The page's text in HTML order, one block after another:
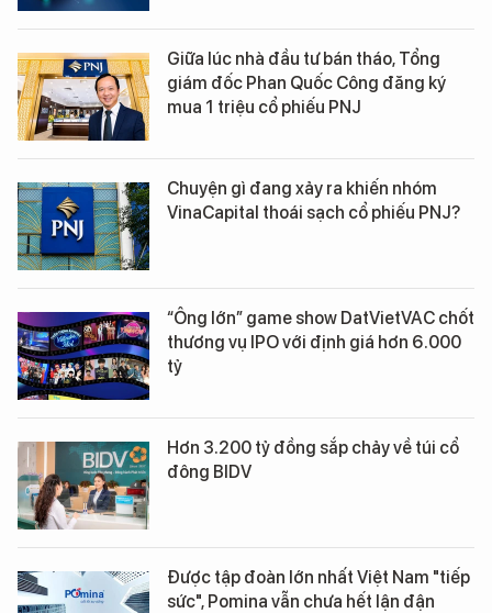
Giữa lúc nhà đầu tư bán tháo, Tổng
giám đốc Phan Quốc Công đăng ký
mua 1 triệu cổ phiếu PNJ
Chuyện gì đang xảy ra khiến nhóm
VinaCapital thoái sạch cổ phiếu PNJ?
“Ông lớn” game show DatVietVAC chốt
thương vụ IPO với định giá hơn 6.000
tỷ
Hơn 3.200 tỷ đồng sắp chảy về túi cổ
đông BIDV
Được tập đoàn lớn nhất Việt Nam "tiếp
sức", Pomina vẫn chưa hết lận đận